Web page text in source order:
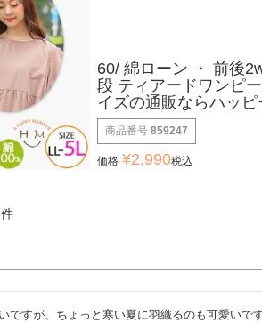
60/ 綿ローン ・ 前後
段 ティアードワンピ
イズの通販ならハッ
商品番号 859247
価格 ¥2,990税込
ですが、ちょっと寒い夏に羽織るのも可愛いで